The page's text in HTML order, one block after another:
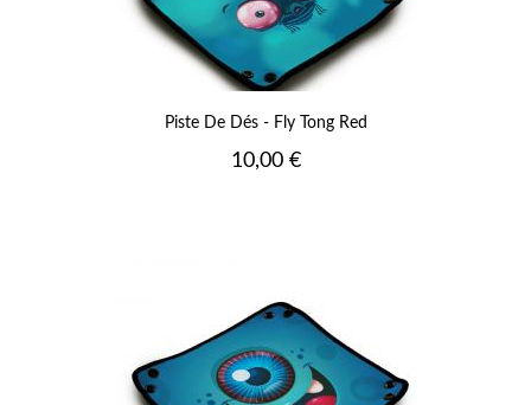
Piste De Dés - Fly Tong Red
Prix
10,00 €